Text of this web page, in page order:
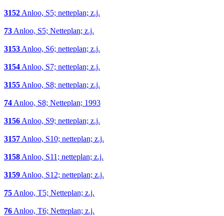
3152Anloo, S5; netteplan; z.j.
73Anloo, S5; Netteplan; z.j.
3153Anloo, S6; netteplan; z.j.
3154Anloo, S7; netteplan; z.j.
3155Anloo, S8; netteplan; z.j.
74Anloo, S8; Netteplan; 1993
3156Anloo, S9; netteplan; z.j.
3157Anloo, S10; netteplan; z.j.
3158Anloo, S11; netteplan; z.j.
3159Anloo, S12; netteplan; z.j.
75Anloo, T5; Netteplan; z.j.
76Anloo, T6; Netteplan; z.j.